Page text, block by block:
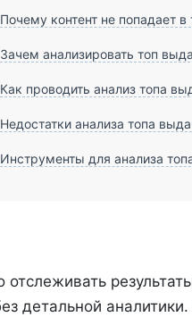
Почему контент не попадает
Зачем анализировать топ
Как проводить анализ топа
Недостатки анализа топа
Инструменты для анализа
отслеживать
детальной